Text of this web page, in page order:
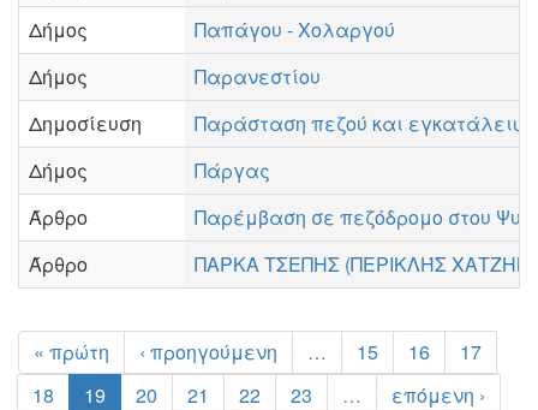
Δήμος
Παπάγου - Χολαργού
Δήμος
Παρανεστίου
Δημοσίευση
Παράσταση πεζού και εγκατάλειψη
Δήμος
Πάργας
Άρθρο
Παρέμβαση σε πεζόδρομο στου
Άρθρο
ΠΑΡΚΑ ΤΣΕΠΗΣ (ΠΕΡΙΚΛΉΣ
« πρώτη ‹ προηγούμενη … 15 16
17
18
19 20 21 22 23 …
επόμενη ›